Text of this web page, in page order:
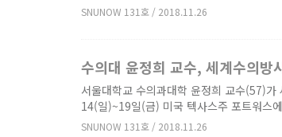
SNUNOW 131호 / 2018.11.26
수의대 윤정희 교수, 세계수의방
서울대학교 수의과대학 윤정희 교수(57)
14(일)~19일(금) 미국 텍사스주 포트워스
SNUNOW 131호 / 2018.11.26